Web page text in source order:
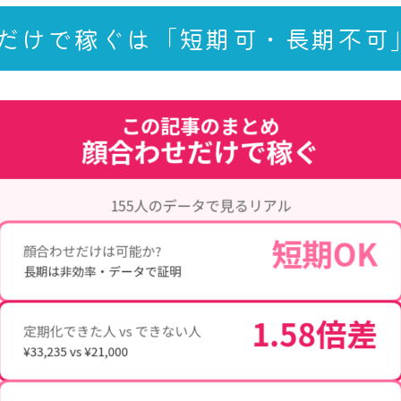
けで稼ぐは「短期可・長期不可